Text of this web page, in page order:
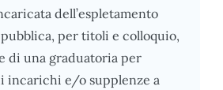
dell’espletamento
per titoli e colloquio,
di una graduatoria per
incarichi e/o supplenze a